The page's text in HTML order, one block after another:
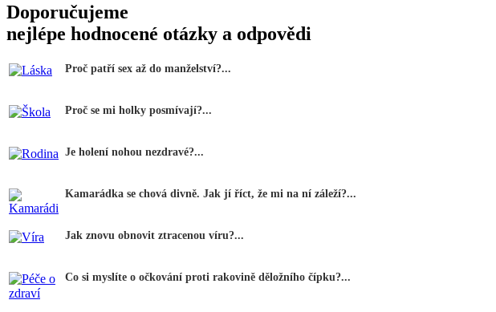
Doporučujeme
nejlépe hodnocené otázky a odpovědi
Proč patří sex až do manželství?...
Proč se mi holky posmívají?...
Je holení nohou nezdravé?...
Kamarádka se chová divně. Jak jí říct, že mi na ní záleží?...
Jak znovu obnovit ztracenou víru?...
Co si myslíte o očkování proti rakovině děložního čípku?...